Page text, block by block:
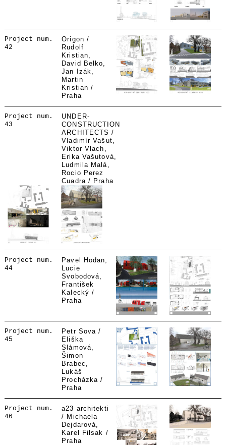
Project num.
42
Origon /
Rudolf
Kristian,
David Belko,
Jan Izák,
Martin
Kristian /
Praha
Project num.
43
UNDER-
CONSTRUCTION
ARCHITECTS /
Vladimír Vašut,
Viktor Vlach,
Erika Vašutová,
Ludmila Malá,
Rocio Perez
Cuadra / Praha
Project num.
44
Pavel Hodan,
Lucie
Svobodová,
František
Kalecký /
Praha
Project num.
45
Petr Sova /
Eliška
Slámová,
Šimon
Brabec,
Lukáš
Procházka /
Praha
Project num.
46
a23 architekti
/ Michaela
Dejdarová,
Karel Filsak /
Praha